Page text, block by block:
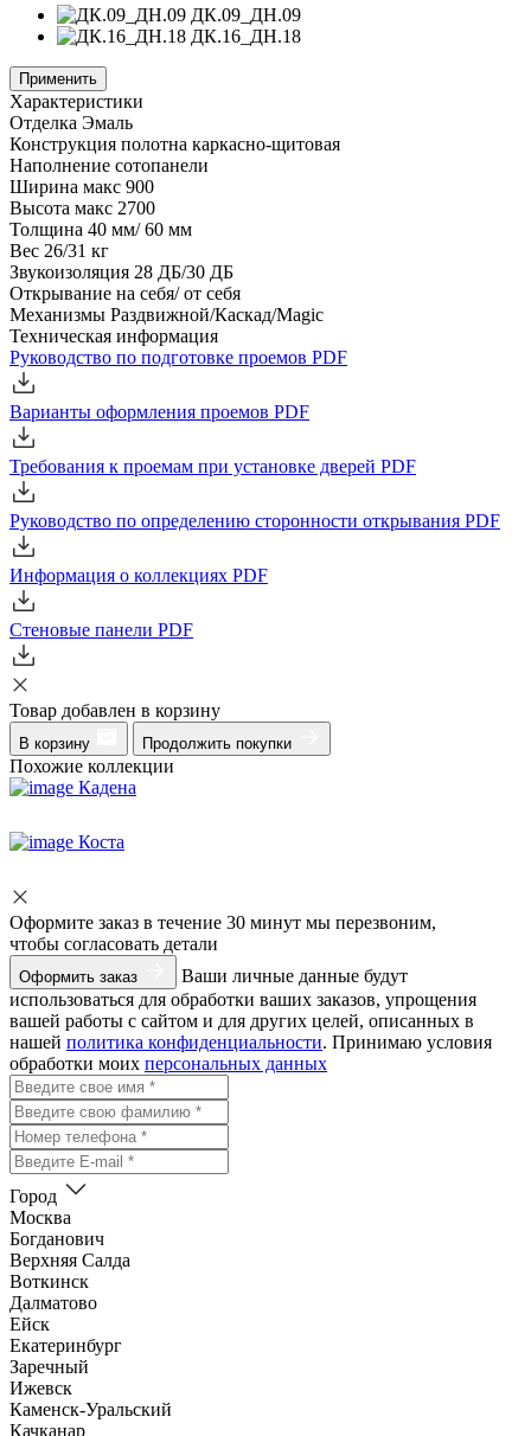
ДК.09_ДН.09
ДК.16_ДН.18
Применить
Характеристики
Отделка Эмаль
Конструкция полотна каркасно-щитовая
Наполнение сотопанели
Ширина макс 900
Высота макс 2700
Толщина 40 мм/ 60 мм
Вес 26/31 кг
Звукоизоляция 28 ДБ/30 ДБ
Открывание на себя/ от себя
Механизмы Раздвижной/Каскад/Magic
Техническая информация
Руководство по подготовке проемов PDF
Варианты оформления проемов PDF
Требования к проемам при установке дверей PDF
Руководство по определению сторонности открывания PDF
Информация о коллекциях PDF
Стеновые панели PDF
Товар добавлен в корзину
В корзину Продолжить покупки
Похожие коллекции
Кадена
Коста
Оформите заказ в течение 30 минут мы перезвоним,
чтобы согласовать детали
Оформить заказ
Ваши личные данные будут
использоваться для обработки ваших заказов, упрощения
вашей работы с сайтом и для других целей, описанных в
нашей политика конфиденциальности. Принимаю условия
обработки моих персональных данных
Город
Москва
Богданович
Верхняя Салда
Воткинск
Далматово
Ейск
Екатеринбург
Заречный
Ижевск
Каменск-Уральский
Качканар